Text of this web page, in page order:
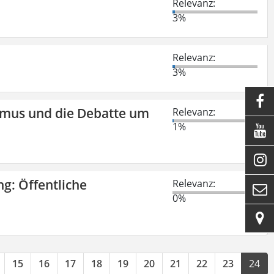
Relevanz:
3%
Relevanz:
3%
und die Debatte um
Relevanz:
1%
Öffentliche
Relevanz:
0%
15 16 17 18 19 20 21 22 23 24




